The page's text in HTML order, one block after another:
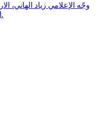
الإعلامي نوفل الورتاني وعلاء الشابي.